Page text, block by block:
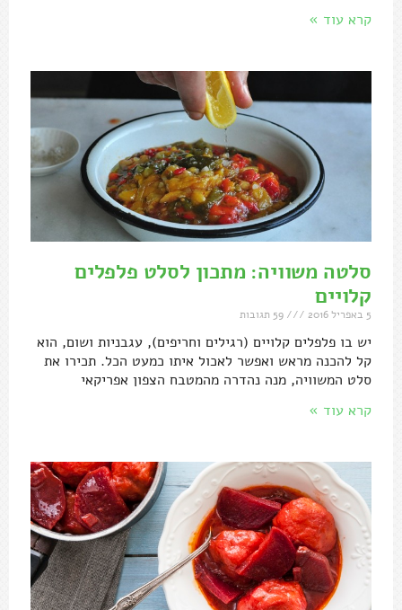
קרא עוד »
סלטה משוויה: מתכון לסלט פלפלים
קלויים
5 באפריל 2016
יש בו פלפלים קלויים (רגילים וחריפים), עגבניות ושום, הוא
קל להכנה מראש ואפשר לאכול איתו כמעט הכל. תכירו את
סלט המשוויה, מנה נהדרה מהמטבח הצפון אפריקאי
קרא עוד »